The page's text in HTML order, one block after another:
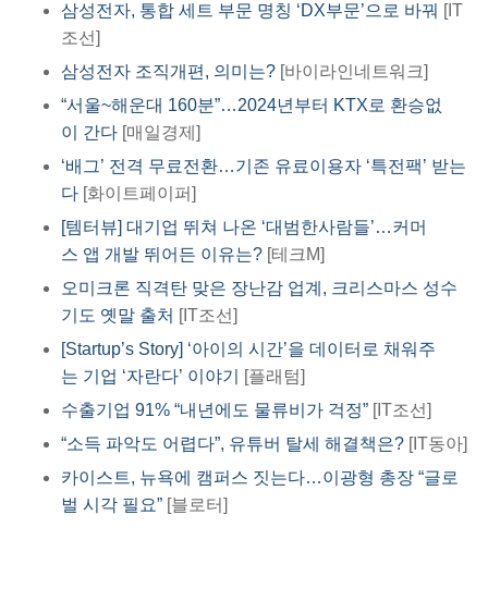
삼성전자, 통합 세트 부문 명칭 ‘DX부문’으로 바꿔
[IT
조선]
삼성전자 조직개편, 의미는? [바이라인네트워크]
“서울~해운대 160분”…2024년부터 KTX로 환승없
이 간다 [매일경제]​
‘배그’ 전격 무료전환…기존 유료이용자 ‘특전팩’ 받는
다 [화이트페이퍼]
[템터뷰] 대기업 뛰쳐 나온 ‘대범한사람들’…커머
스 앱 개발 뛰어든 이유는? [테크M]
오미크론 직격탄 맞은 장난감 업계, 크리스마스 성수
기도 옛말 출처
[IT조선]
[Startup’s Story] ‘아이의 시간’을 데이터로 채워주
는 기업 ‘자란다’ 이야기
[플래텀]
수출기업 91% “내년에도 물류비가 걱정” [IT조선]
“소득 파악도 어렵다”, 유튜버 탈세 해결책은? [IT동아]
카이스트, 뉴욕에 캠퍼스 짓는다…이광형 총장 “글로
벌 시각 필요” [블로터]